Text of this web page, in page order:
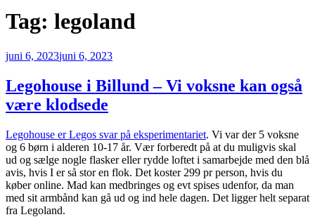
Tag: legoland
Udgivet
juni 6, 2023juni 6, 2023
Legohouse i Billund – Vi voksne kan også
være klodsede
Legohouse er Legos svar på eksperimentariet. Vi var der 5 voksne
og 6 børn i alderen 10-17 år. Vær forberedt på at du muligvis skal
ud og sælge nogle flasker eller rydde loftet i samarbejde med den blå
avis, hvis I er så stor en flok. Det koster 299 pr person, hvis du
køber online. Mad kan medbringes og evt spises udenfor, da man
med sit armbånd kan gå ud og ind hele dagen. Det ligger helt separat
fra Legoland.